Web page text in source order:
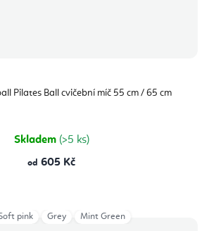
Pilates Ball cvičební míč 55 cm / 65 cm
Skladem (>5 ks)
od 605 Kč
pink Grey Mint Green